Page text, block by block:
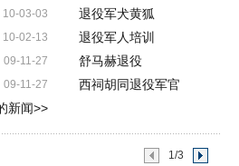
10-03-03
10-02-13
09-11-27
09-11-27
新闻>>
退役军犬黄狐
退役军人培训
舒马赫退役
西祠胡同退役军官
1/3